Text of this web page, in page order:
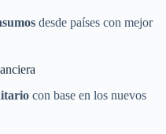
desde países con mejor
con base en los nuevos